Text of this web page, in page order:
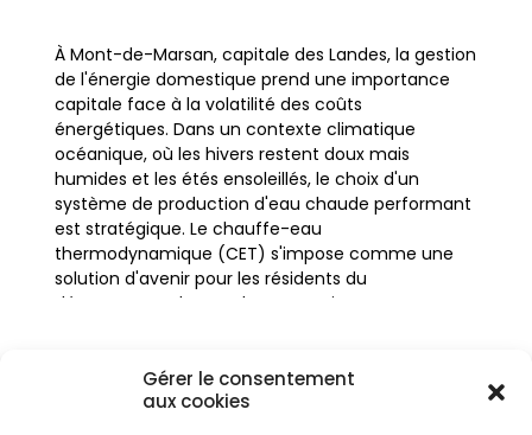
Gérer le consentement
aux cookies
À Mont-de-Marsan, capitale des Landes, la gestion
de l'énergie domestique prend une importance
capitale face à la volatilité des coûts
énergétiques. Dans un contexte climatique
océanique, où les hivers restent doux mais
humides et les étés ensoleillés, le choix d'un
système de production d'eau chaude performant
est stratégique. Le chauffe-eau
thermodynamique (CET) s'impose comme une
solution d'avenir pour les résidents du
département des Landes. Contrairement aux
chauffer l'eau sanitaire, offrant ainsi une
indépendance énergétique accrue.